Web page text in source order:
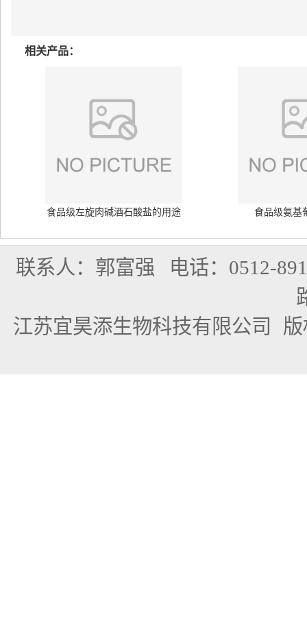
相关产品：
食品级左旋肉碱酒石酸盐的用途 食品级氨基
联系人：郭富强 电话：0512-
江苏宜昊添生物科技有限公司